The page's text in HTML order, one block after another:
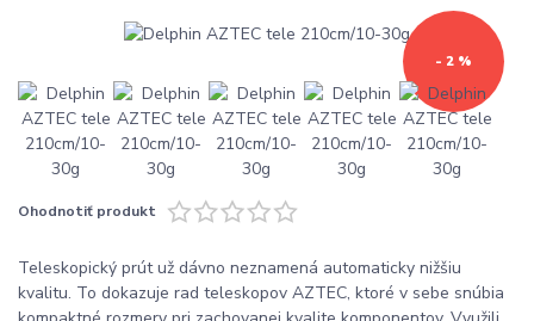
- 2 %
Ohodnotiť produkt
Teleskopický prút už dávno neznamená automaticky nižšiu
kvalitu. To dokazuje rad teleskopov AZTEC, ktoré v sebe snúbia